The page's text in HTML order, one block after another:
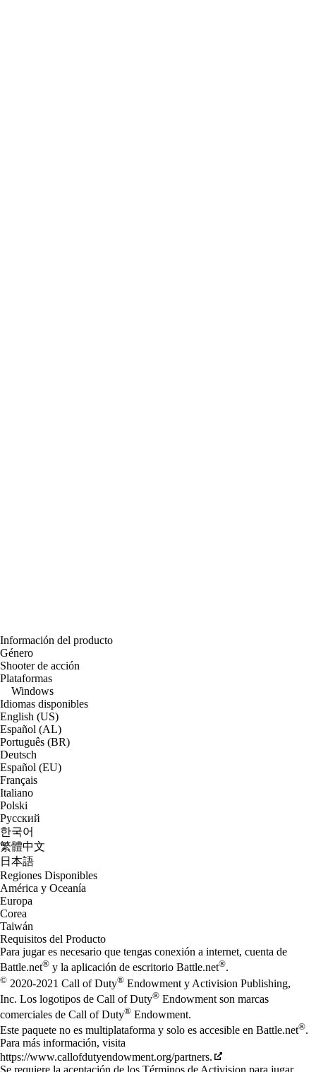
Información del producto
Género
Shooter de acción
Plataformas
Windows
Idiomas disponibles
English (US)
Español (AL)
Português (BR)
Deutsch
Español (EU)
Français
Italiano
Polski
Русский
한국어
繁體中文
日本語
Regiones Disponibles
América y Oceanía
Europa
Corea
Taiwán
Requisitos del Producto
Para jugar es necesario que tengas conexión a internet, cuenta de
Battle.net® y la aplicación de escritorio Battle.net®.
© 2020-2021 Call of Duty® Endowment y Activision Publishing,
Inc. Los logotipos de Call of Duty® Endowment son marcas
comerciales de Call of Duty® Endowment.
Este paquete no es multiplataforma y solo es accesible en Battle.net®.
Para más información, visita
https://www.callofdutyendowment.org/partners.